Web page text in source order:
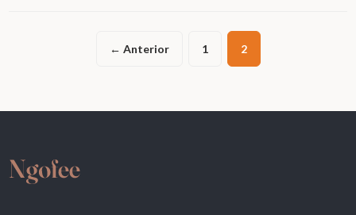
← Anterior 1 2